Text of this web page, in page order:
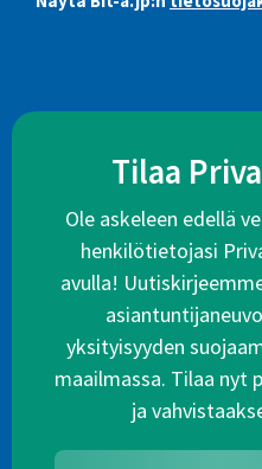
Tilaa
Ole askeleen edellä
henkilötietojasi
avulla!
yksityisyyden
maailmassa. Tilaa nyt
ja